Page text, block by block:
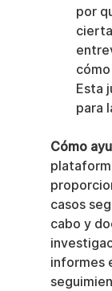
por
Esta
para
Cómo
casos
cabo y
informes